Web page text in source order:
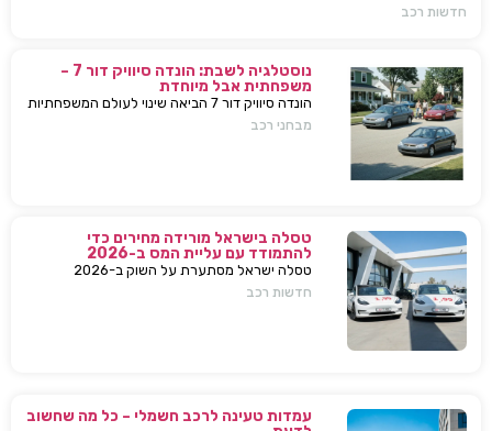
חדשות רכב
נוסטלגיה לשבת: הונדה סיוויק דור 7 –
משפחתית אבל מיוחדת
הונדה סיוויק דור 7 הביאה שינוי לעולם המשפחתיות
בישראל — כל מה שחשוב לדעת, מפרטים ועד
מבחני רכב
טסלה בישראל מורידה מחירים כדי
להתמודד עם עליית המס ב-2026
טסלה ישראל מסתערת על השוק ב-2026
ומבצעת הפחתות מחירים של עשרות אלפי שקלים
חדשות רכב
עמדות טעינה לרכב חשמלי – כל מה שחשוב